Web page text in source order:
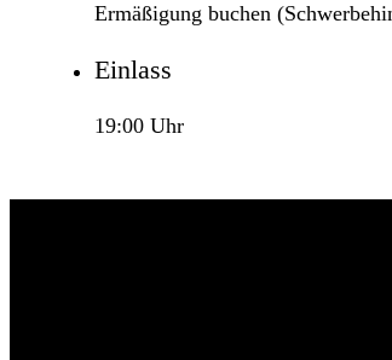
Ermäßigung buchen
Einlass
19:00 Uhr